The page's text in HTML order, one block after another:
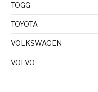
TOGG
TOYOTA
VOLKSWAGEN
VOLVO